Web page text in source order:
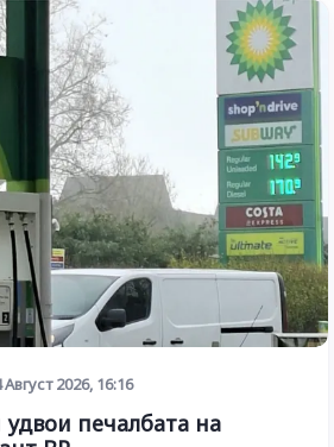
Август 2026, 16:16
печалбата на